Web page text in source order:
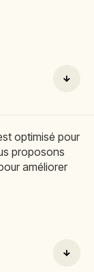
optimisé pour
proposons
améliorer